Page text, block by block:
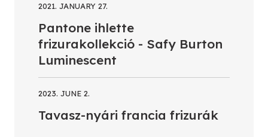
2021. JANUARY 27.
Pantone ihlette
frizurakollekció - Safy Burton
Luminescent
2023. JUNE 2.
Tavasz-nyári francia frizurák